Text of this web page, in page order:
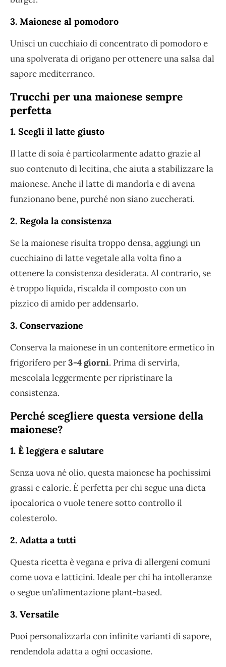
3. Maionese al pomodoro
Unisci un cucchiaio di concentrato di pomodoro e
una spolverata di origano per ottenere una salsa dal
sapore mediterraneo.
Trucchi per una maionese sempre
perfetta
1. Scegli il latte giusto
Il latte di soia è particolarmente adatto grazie al
suo contenuto di lecitina, che aiuta a stabilizzare la
maionese. Anche il latte di mandorla e di avena
funzionano bene, purché non siano zuccherati.
2. Regola la consistenza
Se la maionese risulta troppo densa, aggiungi un
cucchiaino di latte vegetale alla volta fino a
ottenere la consistenza desiderata. Al contrario, se
è troppo liquida, riscalda il composto con un
pizzico di amido per addensarlo.
3. Conservazione
Conserva la maionese in un contenitore ermetico in
frigorifero per3-4 giorni. Prima di servirla,
mescolala leggermente per ripristinare la
consistenza.
Perché scegliere questa versione della
maionese?
1. È leggera e salutare
Senza uova né olio, questa maionese ha pochissimi
grassi e calorie. È perfetta per chi segue una dieta
ipocalorica o vuole tenere sotto controllo il
colesterolo.
2. Adatta a tutti
Questa ricetta è vegana e priva di allergeni comuni
come uova e latticini. Ideale per chi ha intolleranze
o segue un’alimentazione plant-based.
3. Versatile
Puoi personalizzarla con infinite varianti di sapore,
rendendola adatta a ogni occasione.